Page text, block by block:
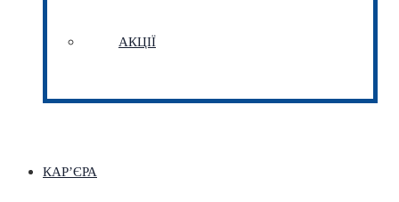
АКЦІЇ
КАР’ЄРА